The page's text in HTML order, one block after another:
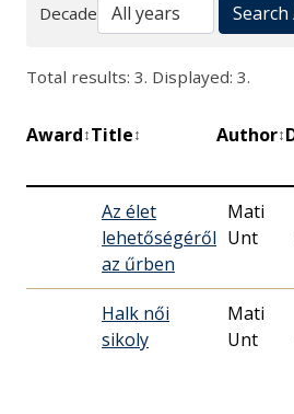
Decade
Total results: 3. Displayed: 3.
Award↕Title↕ Author↕
Az élet
lehetőségéről
az űrben
Mati
Unt
Halk női
sikoly
Mati
Unt